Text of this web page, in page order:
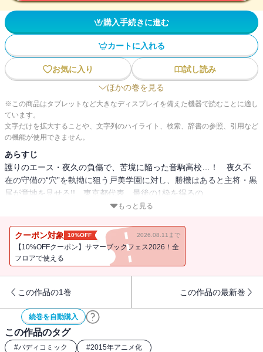
購入手続きに進む
カートに入れる
お気に入り
試し読み
ほかの巻を見る
※この商品はタブレットなど大きなディスプレイを備えた機器で読むことに適し
ています。
文字だけを拡大することや、文字列のハイライト、検索、辞書の参照、引用など
の機能が使用できません。
あらすじ
護りのエース・夜久の負傷で、苦境に陥った音駒高校…！ 夜久不
在の守備の“穴”を執拗に狙う戸美学園に対し、勝機はあると主将・黒
尾が意地を見せる!! 東京都代表、最後の1枠を得るの
もっと見る
クーポン対象 10%OFF 2026.08.11まで
【10%OFFクーポン】サマーブックフェス2026！全
フロアで使える
この作品の1巻 この作品の最新巻
続巻を自動購入
この作品のタグ
#バディコミック #2015年アニメ化